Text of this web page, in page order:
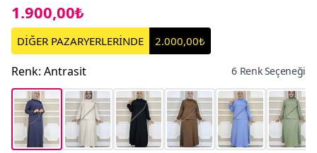
1.900,00₺
DİĞER PAZARYERLERİNDE 2.000,00₺
Renk: Antrasit 6 Renk Seçeneği